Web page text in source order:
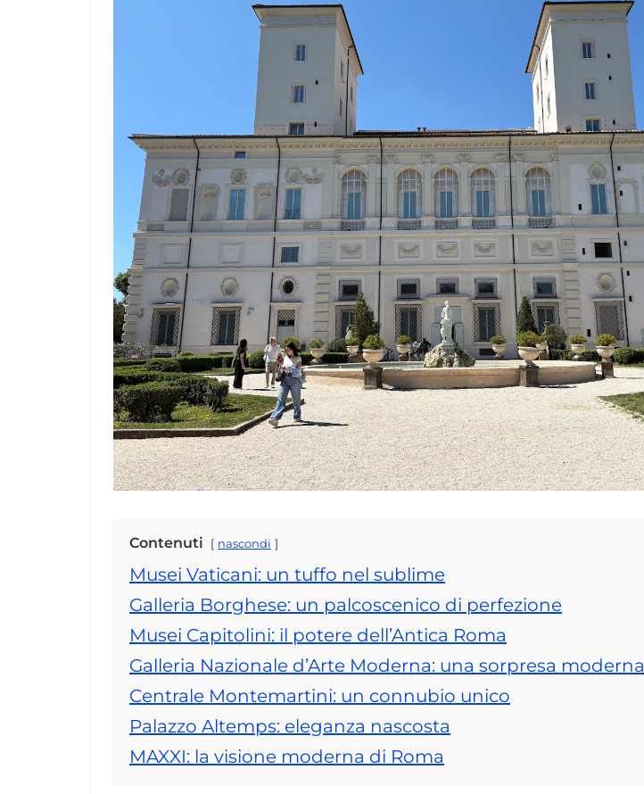
Contenuti nascondi
Musei Vaticani: un tuffo nel sublime
Galleria Borghese: un palcoscenico di perfezione
Musei Capitolini: il potere dell’Antica Roma
Galleria Nazionale d’Arte Moderna: una sorpresa moderna
Centrale Montemartini: un connubio unico
Palazzo Altemps: eleganza nascosta
MAXXI: la visione moderna di Roma